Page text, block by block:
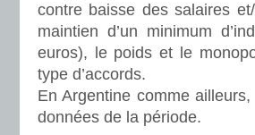
contre baisse des salaires
maintien d’un minimum
euros), le poids et le
type d’accords.
En Argentine comme
données de la période.